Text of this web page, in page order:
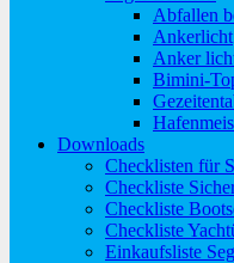
Abfallen
Ankerlicht
Anker
Bimini-
Downloads
Checklisten für
Checkliste
Checkliste
Checkliste
Einkaufsliste